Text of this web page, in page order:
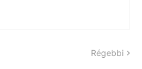
Régebbi